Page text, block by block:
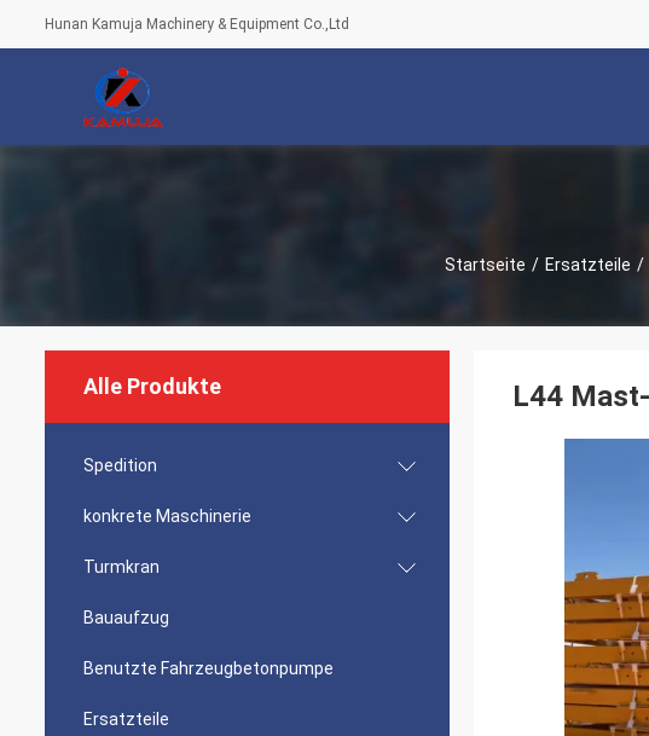
Hunan Kamuja Machinery & Equipment Co.,Ltd
Startseite / Ersatzteile /
Alle Produkte
Spedition
konkrete Maschinerie
Turmkran
Bauaufzug
Benutzte Fahrzeugbetonpumpe
Ersatzteile
L44